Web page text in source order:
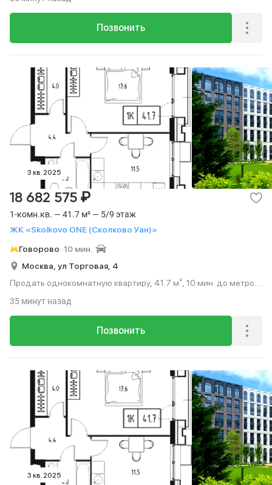
Позвонить
3 кв. 2025
1-комн.кв. — 41.7 м² — 5/9 этаж
ЖК «Skolkovo ONE (Сколково Уан)»
18 682 575 ₽
Говорово 10 мин.
Москва, ул Торговая, 4
Продать однокомнатную квартиру, 41.7 м², 10 мин. до метро
Позвонить
35 минут назад
3 кв. 2025